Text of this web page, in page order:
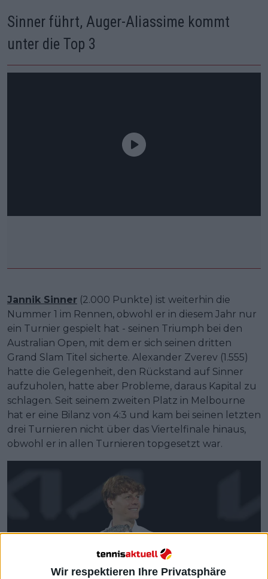
Wir respektieren Ihre Privatsphäre
Sinner führt, Auger-Aliassime kommt
unter die Top 3
Jannik Sinner (2.000 Punkte) ist weiterhin die
Nummer 1 im Rennen, obwohl er in diesem Jahr nur
ein Turnier gespielt hat - seinen Triumph bei den
Australian Open, mit dem er sich seinen dritten
Grand Slam Titel sicherte. Alexander Zverev (1.555)
hatte die Gelegenheit, den Rückstand auf Sinner
aufzuholen, hatte aber Probleme, daraus Kapital zu
schlagen. Seit seinem zweiten Platz in Melbourne
hat er eine Bilanz von 4:3 und kam bei seinen letzten
drei Turnieren nicht über das Viertelfinale hinaus,
obwohl er in allen Turnieren topgesetzt war.